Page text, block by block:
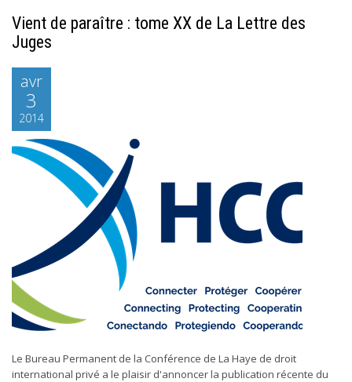
Vient de paraître : tome XX de La Lettre des
Juges
avr
3
2014
Le Bureau Permanent de la Conférence de La Haye de droit
international privé a le plaisir d'annoncer la publication récente du